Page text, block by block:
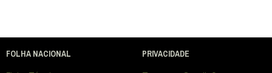
FOLHA NACIONAL PRIVACIDADE